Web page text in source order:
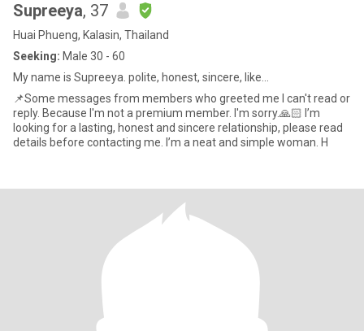
Supreeya, 37
Huai Phueng, Kalasin, Thailand
Seeking: Male 30 - 60
My name is Supreeya. polite, honest, sincere, like...
📌Some messages from members who greeted me I can't read or
reply. Because I'm not a premium member. I'm sorry.🙏🏻 I’m
looking for a lasting, honest and sincere relationship, please read
details before contacting me. I’m a neat and simple woman. H